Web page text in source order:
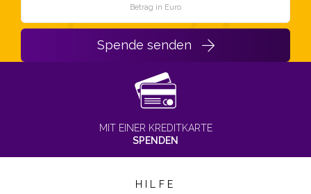
Spende senden
MIT EINER KREDITKARTE
SPENDEN
HILFE